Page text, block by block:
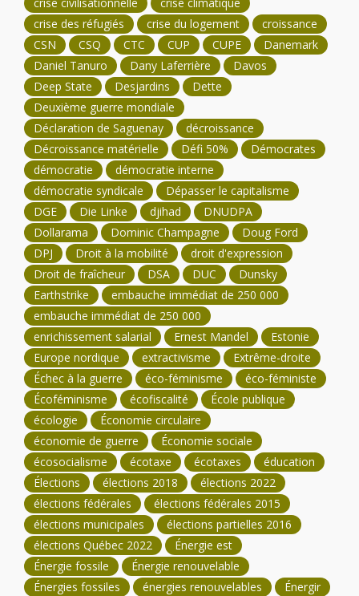
crise des réfugiés
crise du logement
croissance
CSN
CSQ CTC CUP CUPE
Danemark
Daniel Tanuro
Dany Laferrière
Davos
Deep State
Desjardins
Dette
Deuxième guerre mondiale
Déclaration de Saguenay
décroissance
Décroissance matérielle
Défi 50%
Démocrates
démocratie
démocratie interne
démocratie syndicale
Dépasser le capitalisme
DGE
Die Linke djihad
DNUDPA
Dollarama
Dominic Champagne
Doug Ford
DPJ
Droit à la mobilité
droit d'expression
Droit de fraîcheur
DSA DUC
Dunsky
Earthstrike
embauche immédiat de 250 000
embauche immédiat de 250 000
enrichissement salarial
Ernest Mandel
Estonie
Europe nordique
extractivisme
Extrême-droite
Échec à la guerre
éco-féminisme
éco-féministe
Écoféminisme
écofiscalité
École publique
écologie
Économie circulaire
économie de guerre
Économie sociale
écosocialisme
écotaxe écotaxes
éducation
Élections
élections 2018
élections 2022
élections fédérales
élections fédérales 2015
élections municipales
élections partielles 2016
élections Québec 2022
Énergie est
Énergie fossile
Énergie renouvelable
Énergies fossiles
énergies renouvelables
Énergir